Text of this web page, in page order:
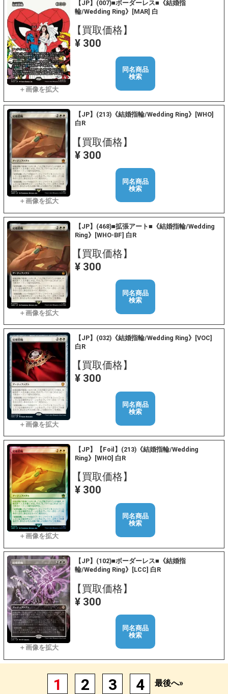
【JP】(007)■ボーダーレス■《結婚指
輪/Wedding Ring》[MAR] 白
【買取価格】
¥ 300
同名商品
検索
【JP】(213)《結婚指輪/Wedding Ring》[WHO]
白R
【買取価格】
¥ 300
同名商品
検索
【JP】(468)■拡張アート■《結婚指輪/Wedding
Ring》[WHO-BF] 白R
【買取価格】
¥ 300
同名商品
検索
【JP】(032)《結婚指輪/Wedding Ring》[VOC]
白R
【買取価格】
¥ 300
同名商品
検索
【JP】【Foil】(213)《結婚指輪/Wedding
Ring》[WHO] 白R
【買取価格】
¥ 300
同名商品
検索
【JP】(102)■ボーダーレス■《結婚指
輪/Wedding Ring》[LCC] 白R
【買取価格】
¥ 300
同名商品
検索
1 2 3 4 最後へ»